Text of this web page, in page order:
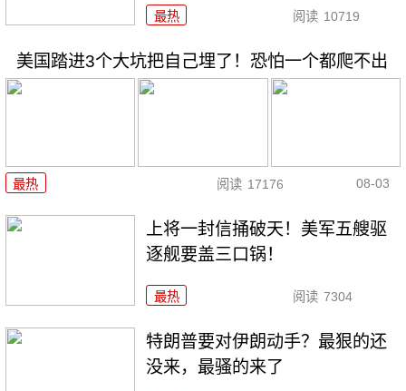
最热 阅读 10719
美国踏进3个大坑把自己埋了！恐怕一个都爬不出
最热 阅读 17176 08-03
上将一封信捅破天！美军五艘驱
逐舰要盖三口锅！
最热 阅读 7304
特朗普要对伊朗动手？最狠的还
没来，最骚的来了